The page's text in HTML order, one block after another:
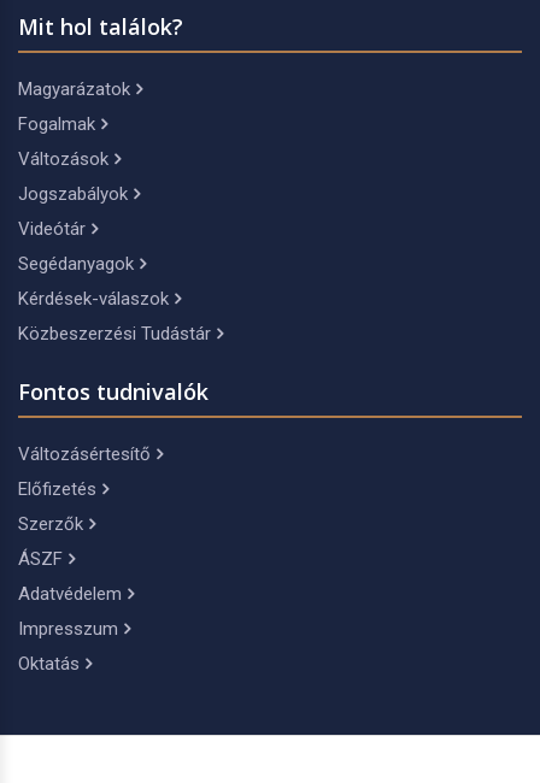
Mit hol találok?
Magyarázatok
Fogalmak
Változások
Jogszabályok
Videótár
Segédanyagok
Kérdések-válaszok
Közbeszerzési Tudástár
Fontos tudnivalók
Változásértesítő
Előfizetés
Szerzők
ÁSZF
Adatvédelem
Impresszum
Oktatás